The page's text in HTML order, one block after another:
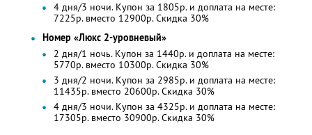
4 дня/3 ночи. Купон за 1805р. и доплата на месте:
7225р. вместо 12900р.Скидка 30%
Номер «Люкс 2-уровневый»
2 дня/1 ночь. Купон за 1440р. и доплата на месте:
5770р. вместо 10300р.Скидка 30%
3 дня/2 ночи. Купон за 2985р. и доплата на месте:
11435р. вместо 20600р.Скидка 30%
4 дня/3 ночи. Купон за 4325р. и доплата на месте:
17305р. вместо 30900р.Скидка 30%